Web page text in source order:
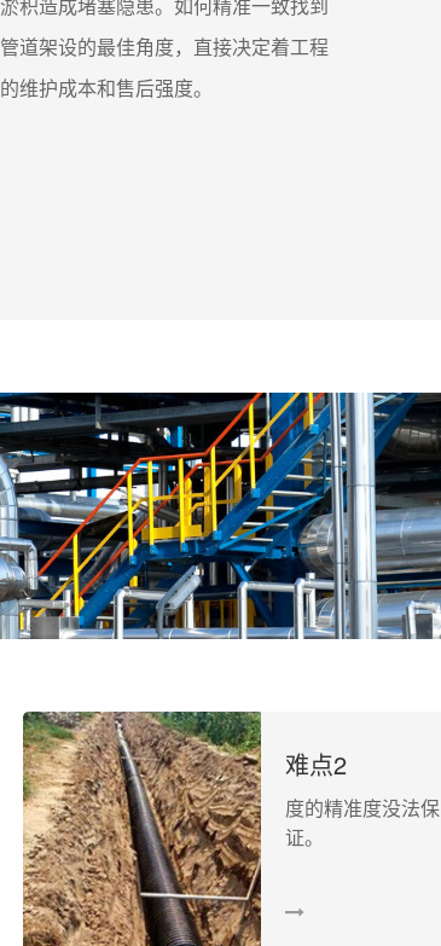
淤积造成堵塞隐患。如何精准一致找到
管道架设的最佳角度，直接决定着工程
的维护成本和售后强度。
难点2
度的精准度没法保
证。